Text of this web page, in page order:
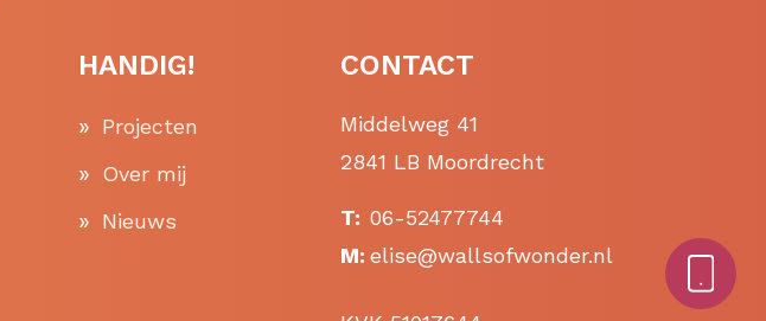
HANDIG!
Projecten
Over mij
Nieuws
CONTACT
Middelweg 41
2841 LB Moordrecht
T: 06-52477744
M: elise@wallsofwonder.nl